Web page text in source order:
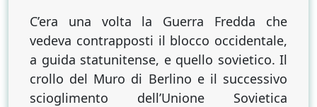
C’era una volta la Guerra Fredda che
vedeva contrapposti il blocco occidentale,
a guida statunitense, e quello sovietico. Il
crollo del Muro di Berlino e il successivo
scioglimento dell’Unione Sovietica